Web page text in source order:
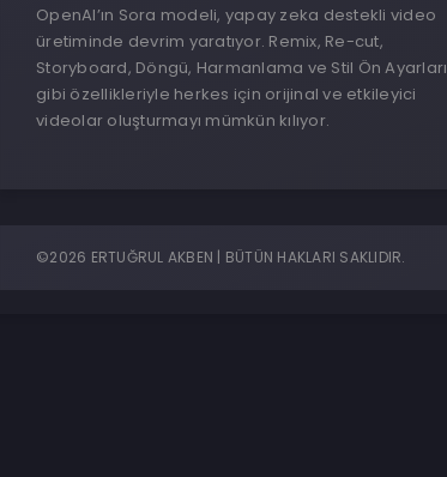
OpenAI’ın Sora modeli, yapay zeka destekli video
üretiminde devrim yaratıyor. Remix, Re-cut,
Storyboard, Döngü, Harmanlama ve Stil Ön Ayarları
gibi özellikleriyle herkes için orijinal ve etkileyici
videolar oluşturmayı mümkün kılıyor.
©2026 ERTUĞRUL AKBEN | BÜTÜN HAKLARI SAKLIDIR.